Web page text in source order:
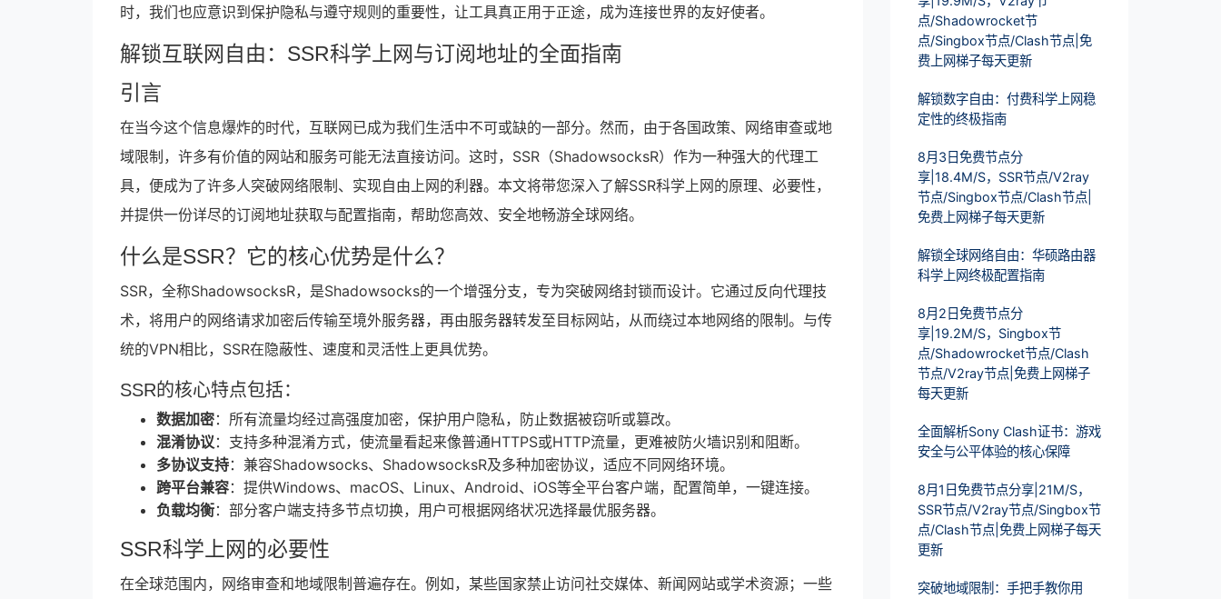
时，我们也应意识到保护隐私与遵守规则的重要性，让工具真正用于正途，成为连接世界的友好使者。
解锁互联网自由：SSR科学上网与订阅地址的全面指南
引言
在当今这个信息爆炸的时代，互联网已成为我们生活中不可或缺的一部分。然而，由于各国政策、网络审查或地
域限制，许多有价值的网站和服务可能无法直接访问。这时，SSR（ShadowsocksR）作为一种强大的代理工
具，便成为了许多人突破网络限制、实现自由上网的利器。本文将带您深入了解SSR科学上网的原理、必要性，
并提供一份详尽的订阅地址获取与配置指南，帮助您高效、安全地畅游全球网络。
什么是SSR？它的核心优势是什么？
SSR，全称ShadowsocksR，是Shadowsocks的一个增强分支，专为突破网络封锁而设计。它通过反向代理技
术，将用户的网络请求加密后传输至境外服务器，再由服务器转发至目标网站，从而绕过本地网络的限制。与传
统的VPN相比，SSR在隐蔽性、速度和灵活性上更具优势。
SSR的核心特点包括：
数据加密：所有流量均经过高强度加密，保护用户隐私，防止数据被窃听或篡改。
混淆协议：支持多种混淆方式，使流量看起来像普通HTTPS或HTTP流量，更难被防火墙识别和阻断。
多协议支持：兼容Shadowsocks、ShadowsocksR及多种加密协议，适应不同网络环境。
跨平台兼容：提供Windows、macOS、Linux、Android、iOS等全平台客户端，配置简单，一键连接。
负载均衡：部分客户端支持多节点切换，用户可根据网络状况选择最优服务器。
SSR科学上网的必要性
在全球范围内，网络审查和地域限制普遍存在。例如，某些国家禁止访问社交媒体、新闻网站或学术资源；一些
点/Shadowrocket节
点/Singbox节点/Clash节点|免
费上网梯子每天更新
解锁数字自由：付费科学上网稳
定性的终极指南
8月3日免费节点分
享|18.4M/S，SSR节点/V2ray
节点/Singbox节点/Clash节点|
免费上网梯子每天更新
解锁全球网络自由：华硕路由器
科学上网终极配置指南
8月2日免费节点分
享|19.2M/S，Singbox节
点/Shadowrocket节点/Clash
节点/V2ray节点|免费上网梯子
每天更新
全面解析Sony Clash证书：游戏
安全与公平体验的核心保障
8月1日免费节点分享|21M/S，
SSR节点/V2ray节点/Singbox节
点/Clash节点|免费上网梯子每天
更新
突破地域限制：手把手教你用